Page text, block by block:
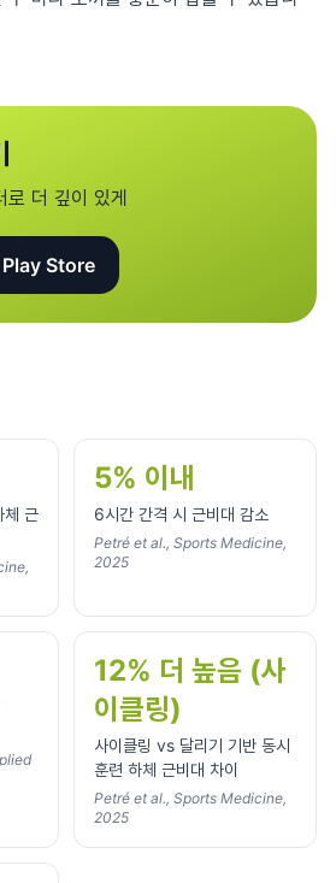
로 더 깊이 있게
Store
체 근
5% 이내
6시간 간격 시 근비대 감소
Petré et al., Sports Medicine,
2025
12% 더 높음 (사
이클링)
사이클링 vs 달리기 기반 동시
훈련 하체 근비대 차이
Petré et al., Sports Medicine,
2025